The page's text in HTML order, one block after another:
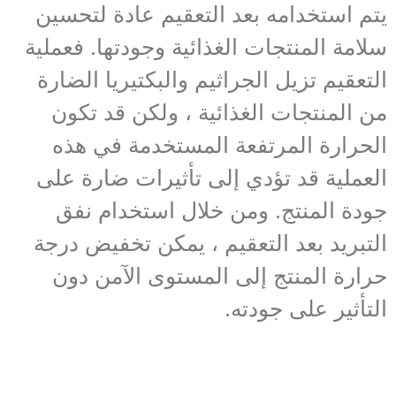
يتم استخدامه بعد التعقيم عادة لتحسين
سلامة المنتجات الغذائية وجودتها. فعملية
التعقيم تزيل الجراثيم والبكتيريا الضارة
من المنتجات الغذائية ، ولكن قد تكون
الحرارة المرتفعة المستخدمة في هذه
العملية قد تؤدي إلى تأثيرات ضارة على
جودة المنتج. ومن خلال استخدام نفق
التبريد بعد التعقيم ، يمكن تخفيض درجة
حرارة المنتج إلى المستوى الآمن دون
التأثير على جودته.